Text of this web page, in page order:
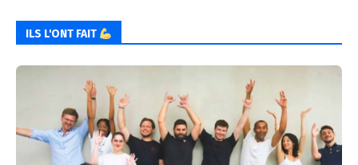
ILS L'ONT FAIT